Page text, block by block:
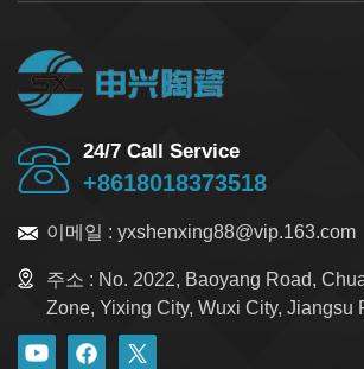
24/7 Call Service
+8618018373518
이메일 : yxshenxing88@vip.163.com
주소 : No. 2022, Baoyang Road,
Zone, Yixing City, Wuxi City, Jiangsu